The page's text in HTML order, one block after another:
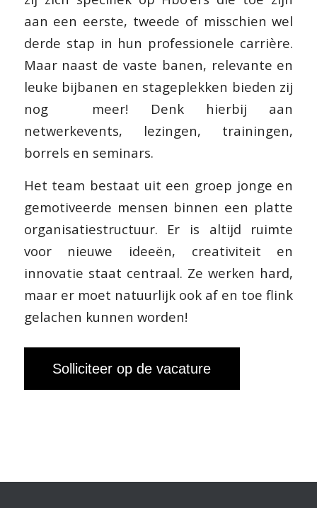
aan een eerste, tweede of misschien wel
derde stap in hun professionele carrière.
Maar naast de vaste banen, relevante en
leuke bijbanen en stageplekken bieden zij
nog meer! Denk hierbij aan
netwerkevents, lezingen, trainingen,
borrels en seminars.
Het team bestaat uit een groep jonge en
gemotiveerde mensen binnen een platte
organisatiestructuur. Er is altijd ruimte
voor nieuwe ideeën, creativiteit en
innovatie staat centraal. Ze werken hard,
maar er moet natuurlijk ook af en toe flink
gelachen kunnen worden!